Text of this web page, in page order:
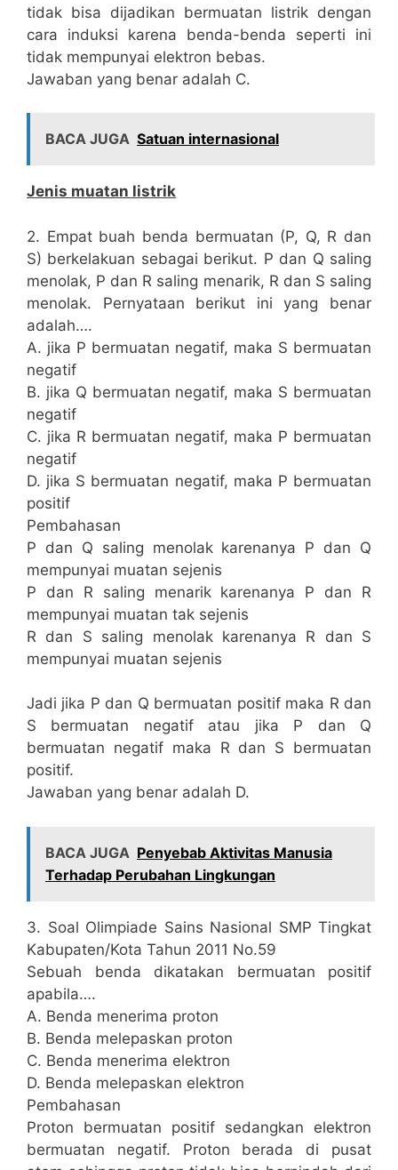
tidak bisa dijadikan bermuatan listrik dengan
cara induksi karena benda-benda seperti ini
tidak mempunyai elektron bebas.
Jawaban yang benar adalah C.
BACA JUGA Satuan internasional
Jenis muatan listrik
2. Empat buah benda bermuatan (P, Q, R dan
S) berkelakuan sebagai berikut. P dan Q saling
menolak, P dan R saling menarik, R dan S saling
menolak. Pernyataan berikut ini yang benar
adalah….
A. jika P bermuatan negatif, maka S bermuatan
negatif
B. jika Q bermuatan negatif, maka S bermuatan
negatif
C. jika R bermuatan negatif, maka P bermuatan
negatif
D. jika S bermuatan negatif, maka P bermuatan
positif
Pembahasan
P dan Q saling menolak karenanya P dan Q
mempunyai muatan sejenis
P dan R saling menarik karenanya P dan R
mempunyai muatan tak sejenis
R dan S saling menolak karenanya R dan S
mempunyai muatan sejenis
Jadi jika P dan Q bermuatan positif maka R dan
S bermuatan negatif atau jika P dan Q
bermuatan negatif maka R dan S bermuatan
positif.
Jawaban yang benar adalah D.
BACA JUGA Penyebab Aktivitas Manusia
Terhadap Perubahan Lingkungan
3. Soal Olimpiade Sains Nasional SMP Tingkat
Kabupaten/Kota Tahun 2011 No.59
Sebuah benda dikatakan bermuatan positif
apabila….
A. Benda menerima proton
B. Benda melepaskan proton
C. Benda menerima elektron
D. Benda melepaskan elektron
Pembahasan
Proton bermuatan positif sedangkan elektron
bermuatan negatif. Proton berada di pusat